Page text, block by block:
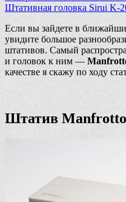
Штативная головка Sirui K-
Если вы зайдете в
увидите большое
штативов. Самый
и головок к ним —
качестве я скажу по ходу
Штатив Manfrotto